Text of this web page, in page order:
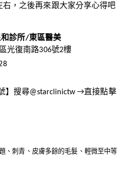
，之後再來跟大家分享心得吧
診所/東區醫美
光復南路306號2樓
】搜尋@starclinictw →直接點擊
、刺青、皮膚多餘的毛髮、輕微至中等